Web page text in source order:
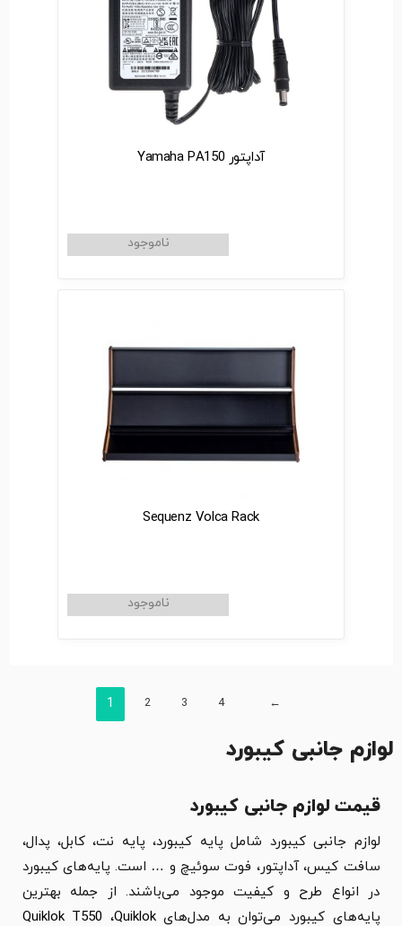
آداپتور Yamaha PA150
Sequenz Volca Rack
1 2 3 4 ←
لوازم جانبی کیبورد
قیمت لوازم جانبی کیبورد
لوازم جانبی کیبورد شامل پایه کیبورد، پایه نت، کابل، پدال،
سافت کیس، آداپتور، فوت سوئیچ و … است. پایه‌های کیبورد
در انواع طرح و کیفیت موجود می‌باشند. از جمله بهترین
پایه‌های کیبورد می‌توان به مدل‌هایQuiklok T550 ،Quiklok